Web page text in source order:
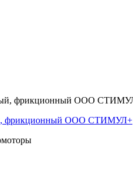
фрикционный ООО СТИМУЛ+